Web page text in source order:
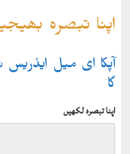
اپنا تبصرہ
آپکا ای میل
گا
اپنا تبصرہ لکھیں